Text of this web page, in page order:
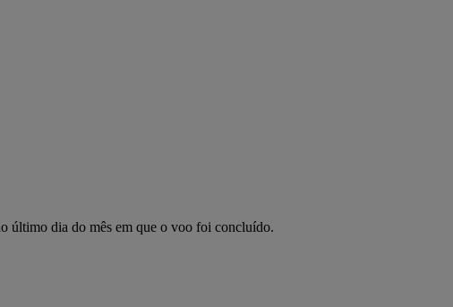
último dia do mês em que o voo foi concluído.